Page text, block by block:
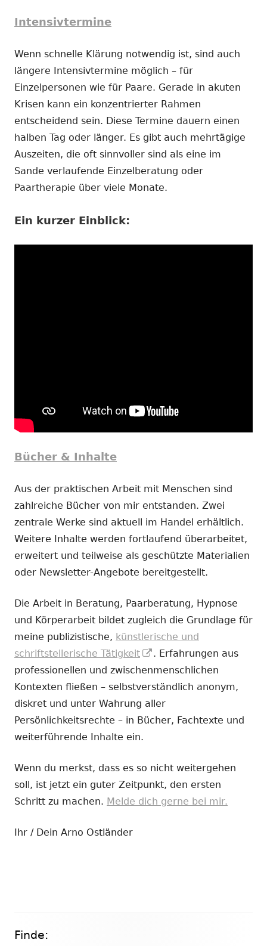
Intensivtermine
Wenn schnelle Klärung notwendig ist, sind auch
längere Intensivtermine möglich – für
Einzelpersonen wie für Paare. Gerade in akuten
Krisen kann ein konzentrierter Rahmen
entscheidend sein. Diese Termine dauern einen
halben Tag oder länger. Es gibt auch mehrtägige
Auszeiten, die oft sinnvoller sind als eine im
Sande verlaufende Einzelberatung oder
Paartherapie über viele Monate.
Ein kurzer Einblick:
Bücher & Inhalte
Aus der praktischen Arbeit mit Menschen sind
zahlreiche Bücher von mir entstanden. Zwei
zentrale Werke sind aktuell im Handel erhältlich.
Weitere Inhalte werden fortlaufend überarbeitet,
erweitert und teilweise als geschützte Materialien
oder Newsletter-Angebote bereitgestellt.
Die Arbeit in Beratung, Paarberatung, Hypnose
und Körperarbeit bildet zugleich die Grundlage für
meine publizistische, künstlerische und
schriftstellerische Tätigkeit
In
neuem
Fenster
öffnen
. Erfahrungen aus
professionellen und zwischenmenschlichen
Kontexten fließen – selbstverständlich anonym,
diskret und unter Wahrung aller
Persönlichkeitsrechte – in Bücher, Fachtexte und
weiterführende Inhalte ein.
Wenn du merkst, dass es so nicht weitergehen
soll, ist jetzt ein guter Zeitpunkt, den ersten
Schritt zu machen. Melde dich gerne bei mir.
Ihr / Dein Arno Ostländer
Haupt-
Finde: